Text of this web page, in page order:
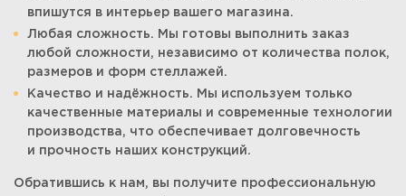
впишутся в интерьер вашего магазина.
Любая сложность. Мы готовы выполнить заказ
любой сложности, независимо от количества полок,
размеров и форм стеллажей.
Качество и надёжность. Мы используем только
качественные материалы и современные технологии
производства, что обеспечивает долговечность
и прочность наших конструкций.
Обратившись к нам, вы получите профессиональную